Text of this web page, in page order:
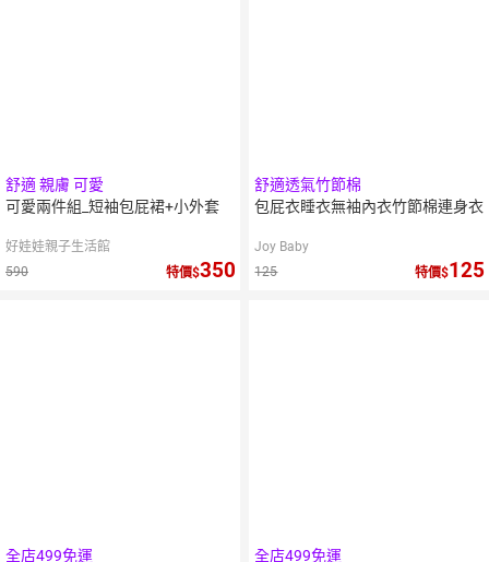
舒適 親膚 可愛
可愛兩件組_短袖包屁裙+小外套
好娃娃親子生活館
590
特價 350
舒適透氣竹節棉
包屁衣睡衣無袖內衣竹節棉連身衣
Joy Baby
125
特價 125
全店499免運 全店499免運